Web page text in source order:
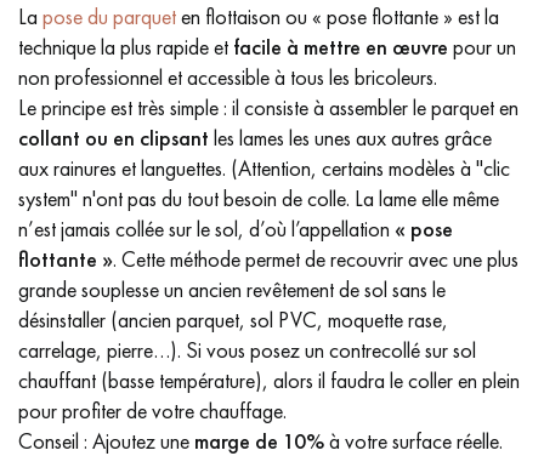
La pose du parqueten flottaison ou « pose flottante » est la
technique la plus rapide et facile à mettre en œuvre pour un
non professionnel et accessible à tous les bricoleurs.
Le principe est très simple : il consiste à assembler le parquet en
collant ou en clipsant les lames les unes aux autres grâce
aux rainures et languettes. (Attention, certains modèles à "clic
system" n'ont pas du tout besoin de colle. La lame elle même
n’est jamais collée sur le sol, d’où l’appellation « pose
flottante ». Cette méthode permet de recouvrir avec une plus
grande souplesse un ancien revêtement de sol sans le
désinstaller (ancien parquet, sol PVC, moquette rase,
carrelage, pierre…). Si vous posez un contrecollé sur sol
chauffant (basse température), alors il faudra le coller en plein
pour profiter de votre chauffage.
Conseil : Ajoutez une marge de 10%à votre surface réelle.